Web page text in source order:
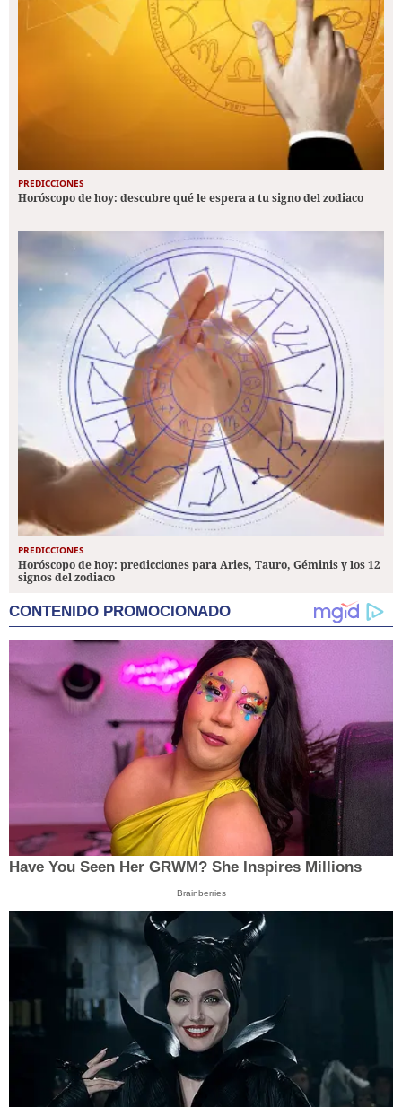
PREDICCIONES
Horóscopo de hoy: descubre qué le espera a tu signo del zodiaco
PREDICCIONES
Horóscopo de hoy: predicciones para Aries, Tauro, Géminis y los 12
signos del zodiaco
CONTENIDO PROMOCIONADO
Have You Seen Her GRWM? She Inspires Millions
Brainberries